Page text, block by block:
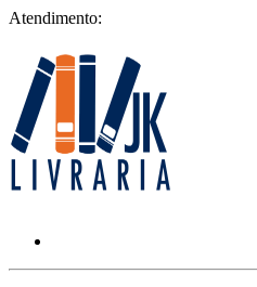
Atendimento: